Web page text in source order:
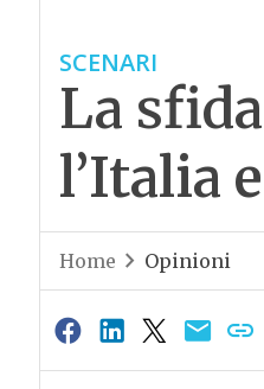
SCENARI
La
l’Italia
Home Opinioni